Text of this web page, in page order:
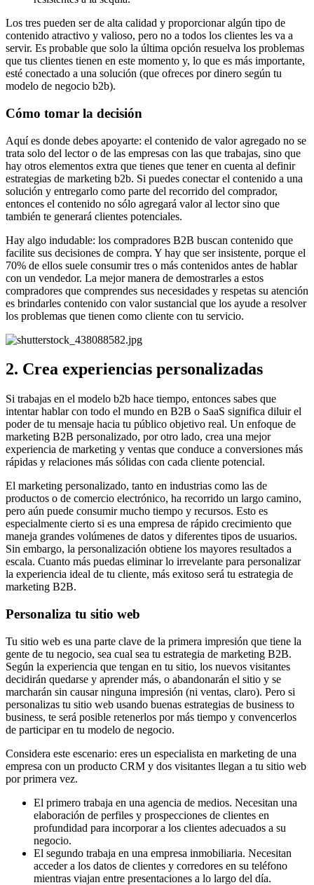
Los tres pueden ser de alta calidad y proporcionar algún tipo de
contenido atractivo y valioso, pero no a todos los clientes les va a
servir. Es probable que solo la última opción resuelva los problemas
que tus clientes tienen en este momento y, lo que es más importante,
esté conectado a una solución (que ofreces por dinero según tu
modelo de negocio b2b).
Cómo tomar la decisión
Aquí es donde debes apoyarte: el contenido de valor agregado no se
trata solo del lector o de las empresas con las que trabajas, sino que
hay otros elementos extra que tienes que tener en cuenta al definir
estrategias de marketing b2b. Si puedes conectar el contenido a una
solución y entregarlo como parte del recorrido del comprador,
entonces el contenido no sólo agregará valor al lector sino que
también te generará clientes potenciales.
Hay algo indudable: los compradores B2B buscan contenido que
facilite sus decisiones de compra. Y hay que ser insistente, porque el
70% de ellos suele consumir tres o más contenidos antes de hablar
con un vendedor. La mejor manera de demostrarles a estos
compradores que comprendes sus necesidades y respetas su atención
es brindarles contenido con valor sustancial que los ayude a resolver
los problemas que tienen como cliente con tu servicio.
2. Crea experiencias personalizadas
Si trabajas en el modelo b2b hace tiempo, entonces sabes que
intentar hablar con todo el mundo en B2B o SaaS significa diluir el
poder de tu mensaje hacia tu público objetivo real. Un enfoque de
marketing B2B personalizado, por otro lado, crea una mejor
experiencia de marketing y ventas que conduce a conversiones más
rápidas y relaciones más sólidas con cada cliente potencial.
El marketing personalizado, tanto en industrias como las de
productos o de comercio electrónico, ha recorrido un largo camino,
pero aún puede consumir mucho tiempo y recursos. Esto es
especialmente cierto si es una empresa de rápido crecimiento que
maneja grandes volúmenes de datos y diferentes tipos de usuarios.
Sin embargo, la personalización obtiene los mayores resultados a
escala. Cuanto más puedas eliminar lo irrevelante para personalizar
la experiencia ideal de tu cliente, más exitoso será tu estrategia de
marketing B2B.
Personaliza tu sitio web
Tu sitio web es una parte clave de la primera impresión que tiene la
gente de tu negocio, sea cual sea tu estrategia de marketing B2B.
Según la experiencia que tengan en tu sitio, los nuevos visitantes
decidirán quedarse y aprender más, o abandonarán el sitio y se
marcharán sin causar ninguna impresión (ni ventas, claro). Pero si
personalizas tu sitio web usando buenas estrategias de business to
business, te será posible retenerlos por más tiempo y convencerlos
de participar en tu modelo de negocio.
Considera este escenario: eres un especialista en marketing de una
empresa con un producto CRM y dos visitantes llegan a tu sitio web
por primera vez.
El primero trabaja en una agencia de medios. Necesitan una
elaboración de perfiles y prospecciones de clientes en
profundidad para incorporar a los clientes adecuados a su
negocio.
El segundo trabaja en una empresa inmobiliaria. Necesitan
acceder a los datos de clientes y corredores en su teléfono
mientras viajan entre presentaciones a lo largo del día.